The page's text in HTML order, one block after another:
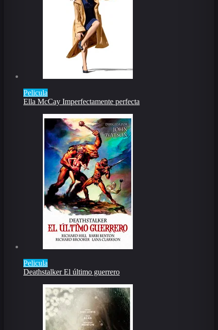
Pelicula
Ella McCay Imperfectamente perfecta
Pelicula
Deathstalker El último guerrero